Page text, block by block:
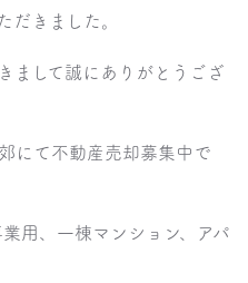
だきました。
まして誠にありがとうござ
にて不動産売却募集中で
用、一棟マンション、アパ